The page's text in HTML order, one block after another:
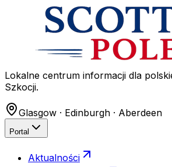
Lokalne centrum informacji dla
Szkocji.
Glasgow · Edinburgh · Aberdeen
Portal
Aktualności